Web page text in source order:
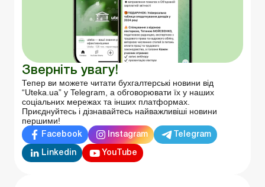
Зверніть увагу!
Тепер ви можете читати бухгалтерські новини від
“Uteka.ua” у Telegram, а обговорювати їх у наших
соціальних мережах та інших платформах.
Приєднуйтесь і дізнавайтесь найважливіші новини
першими!
Facebook Instagram Telegram
Linkedin YouTube